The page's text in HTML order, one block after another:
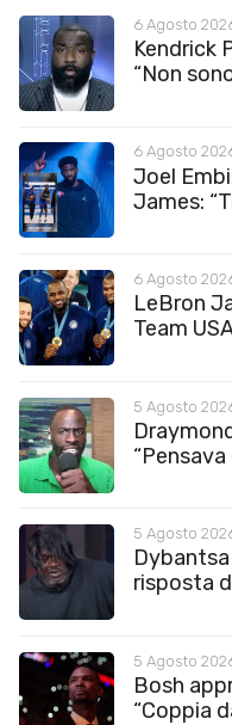
6 Agosto
Kendrick
“Non
6 Agosto
Joel
James:
6 Agosto
LeBron
Team
5 Agosto
5 Agosto
Dybantsa
risposta
5 Agosto
Bosh
“Coppia